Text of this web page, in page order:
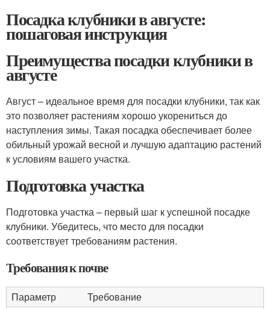
Посадка клубники в августе:
пошаговая инструкция
Преимущества посадки клубники в
августе
Август – идеальное время для посадки клубники, так как
это позволяет растениям хорошо укорениться до
наступления зимы. Такая посадка обеспечивает более
обильный урожай весной и лучшую адаптацию растений
к условиям вашего участка.
Подготовка участка
Подготовка участка – первый шаг к успешной посадке
клубники. Убедитесь, что место для посадки
соответствует требованиям растения.
Требования к почве
Параметр
Требование